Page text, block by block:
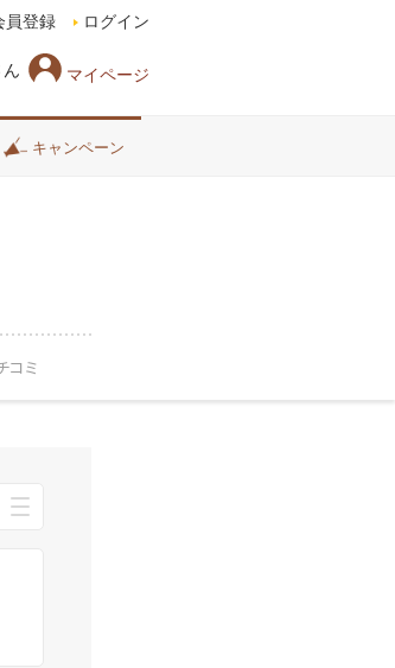
ん マイページ
員登録 ログイン
キャンペーン
コミ